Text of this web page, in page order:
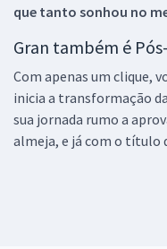
que tanto sonhou no
Gran também é
Com apenas um clique,
inicia a transformação
sua jornada rumo a
almeja, e já com o título